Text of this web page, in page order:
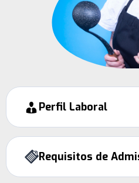
Perfil Laboral
Requisitos de